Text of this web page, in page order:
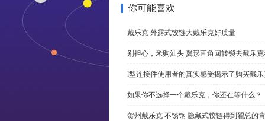
你可能喜欢
戴乐克 外露式铰链大戴乐克好质量
别担心，釆购汕头 翼形直角回转锁去戴乐
l型连接件使用者的真实感受揭示了购买戴
如果你不选择一个戴乐克，你还在等什么？
贺州戴乐克 不锈钢 隐藏式铰链得到翟总的